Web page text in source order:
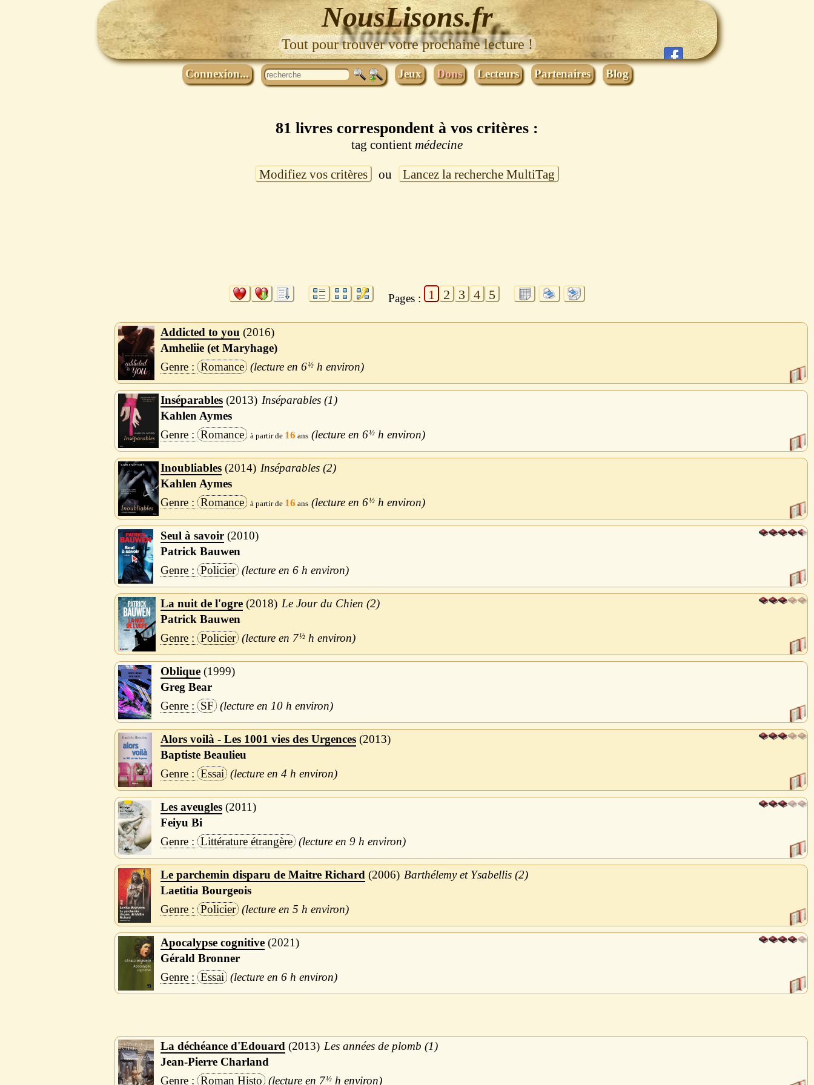
NousLisons.fr
Tout pour trouver votre prochaine lecture !
Connexion... Jeux Dons Lecteurs Partenaires Blog
81 livres correspondent à vos critères :
tag contient médecine
Modifiez vos critères ou Lancez la recherche MultiTag
Pages : 1 2 3 4 5
Addicted to you 2016
Amheliie (et Maryhage)
Romance
6½h
Inséparables 2013
Inséparables (1)
Kahlen Aymes
Romance
16 6½h
Inoubliables 2014
Inséparables (2)
Kahlen Aymes
Romance
16 6½h
Seul à savoir 2010
Patrick Bauwen
Policier
6 h
La nuit de l'ogre 2018
Le Jour du Chien (2)
Patrick Bauwen
Policier
7½h
Oblique 1999
Greg Bear
SF
10 h
Alors voilà - Les 1001 vies des Urgences 2013
Baptiste Beaulieu
Essai
4 h
Les aveugles 2011
Feiyu Bi
Littérature étrangère
9 h
Le parchemin disparu de Maitre Richard 2006
Barthélemy et Ysabellis (2)
Laetitia Bourgeois
Policier
5 h
Apocalypse cognitive 2021
Gérald Bronner
Essai
6 h
La déchéance d'Edouard 2013
Les années de plomb (1)
Jean-Pierre Charland
Roman Histo
7½h